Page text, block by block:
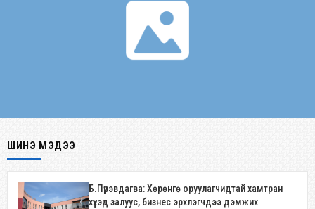
ШИНЭ МЭДЭЭ
Б.Пүрэвдагва: Хөрөнгө оруулагчидтай хамтран
хүүхэд залуус, бизнес эрхлэгчдээ дэмжих